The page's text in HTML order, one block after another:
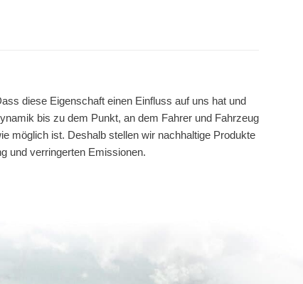
diese Eigenschaft einen Einfluss auf uns hat und
bis zu dem Punkt, an dem Fahrer und Fahrzeug
möglich ist. Deshalb stellen wir nachhaltige Produkte
und verringerten Emissionen.